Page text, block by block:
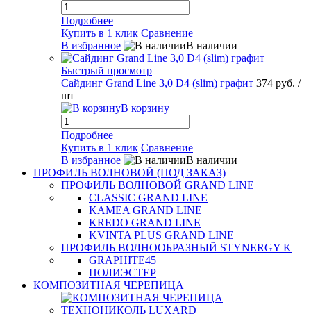
Подробнее
Купить в 1 клик Сравнение
В избранное
В наличии
Быстрый просмотр
Сайдинг Grand Line 3,0 D4 (slim) графит 374 руб. /
шт
В корзину
Подробнее
Купить в 1 клик Сравнение
В избранное
В наличии
ПРОФИЛЬ ВОЛНОВОЙ (ПОД ЗАКАЗ)
ПРОФИЛЬ ВОЛНОВОЙ GRAND LINE
CLASSIC GRAND LINE
KAMEA GRAND LINE
KREDO GRAND LINE
KVINTA PLUS GRAND LINE
ПРОФИЛЬ ВОЛНООБРАЗНЫЙ STYNERGY K
GRAPHITE45
ПОЛИЭСТЕР
КОМПОЗИТНАЯ ЧЕРЕПИЦА